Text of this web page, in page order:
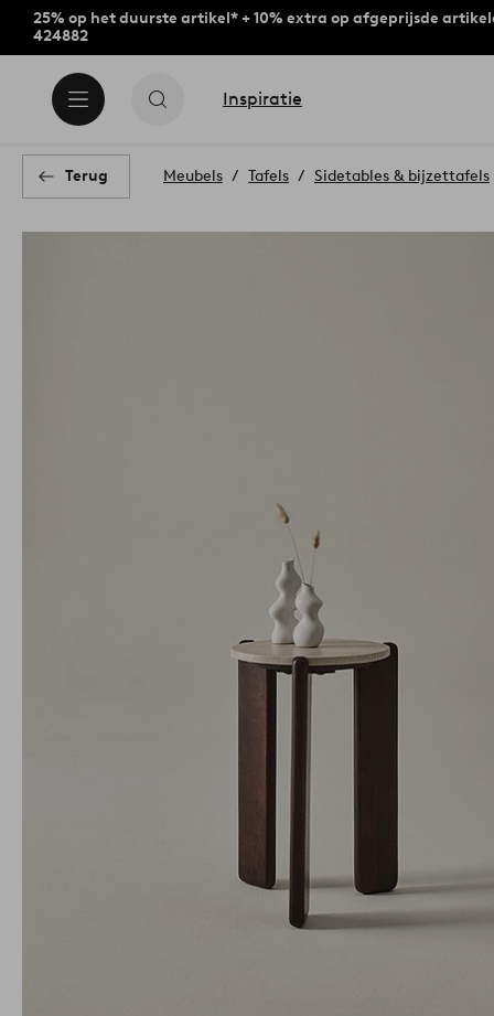
25% op het duurste artikel* + 10% extra op afgeprijsde
424882
Inspiratie
Terug Meubels Tafels Sidetables & bijzettafels